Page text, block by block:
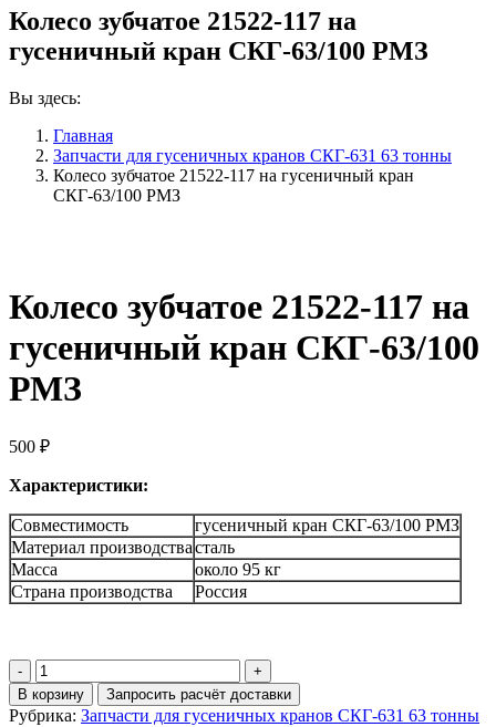
Колесо зубчатое 21522-117 на
гусеничный кран СКГ-63/100 РМЗ
Вы здесь:
Главная
Запчасти для гусеничных кранов СКГ-631 63 тонны
Колесо зубчатое 21522-117 на гусеничный кран
СКГ-63/100 РМЗ
Колесо зубчатое 21522-117 на
гусеничный кран СКГ-63/100
РМЗ
500 ₽
Характеристики:
Совместимость
гусеничный кран СКГ-63/100 РМЗ
Материал производствасталь
Масса
около 95 кг
Страна производства
Россия
Количество
Колесо
зубчатое
В корзину Запросить расчёт доставки
Рубрика: Запчасти для гусеничных кранов СКГ-631 63 тонны